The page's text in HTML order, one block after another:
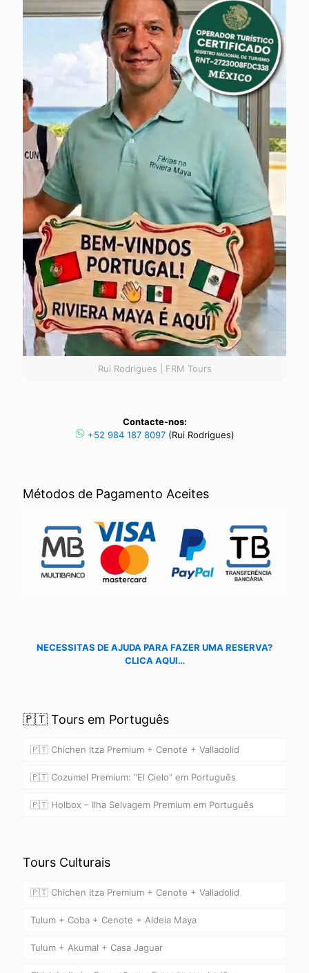
Rui Rodrigues | FRM Tours
Contacte-nos:
+52 984 187 8097(Rui Rodrigues)
Métodos de Pagamento Aceites
NECESSITAS DE AJUDA PARA FAZER UMA RESERVA?
CLICA AQUI…
🇵🇹 Tours em Português
🇵🇹 Chichen Itza Premium + Cenote + Valladolid
🇵🇹 Cozumel Premium: “El Cielo” em Português
🇵🇹 Holbox – Ilha Selvagem Premium em Português
Tours Culturais
🇵🇹 Chichen Itza Premium + Cenote + Valladolid
Tulum + Coba + Cenote + Aldeia Maya
Tulum + Akumal + Casa Jaguar